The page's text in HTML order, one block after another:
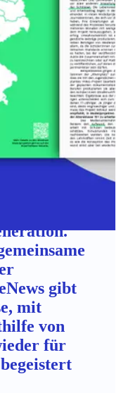
Wie
mit
gibt
mit
von
für